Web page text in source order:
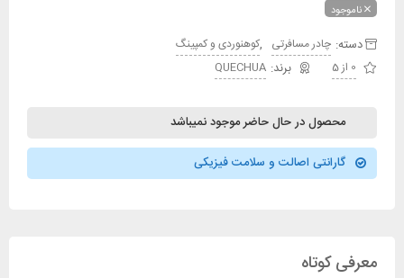
ناموجود
دسته: چادر مسافرتی
کوهنوردی و کمپینگ
0 از 5
QUECHUA
محصول در حال حاضر موجود نمیباشد
گارانتی اصالت و سلامت فیزیکی
معرفی کوتاه